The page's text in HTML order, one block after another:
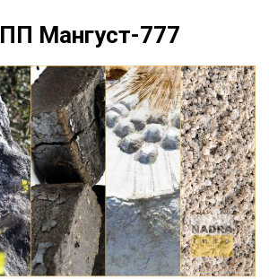
ПП Мангуст-777